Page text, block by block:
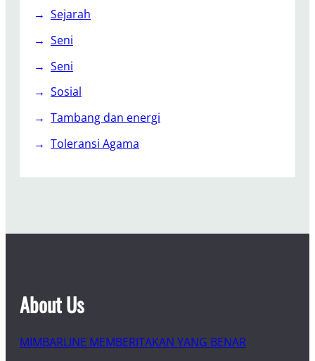
Sejarah
Seni
Seni
Sosial
Tambang dan energi
Toleransi Agama
About Us
MIMBARLINE MEMBERITAKAN YANG BENAR